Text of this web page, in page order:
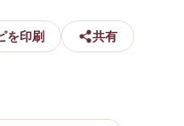
を印刷 共有